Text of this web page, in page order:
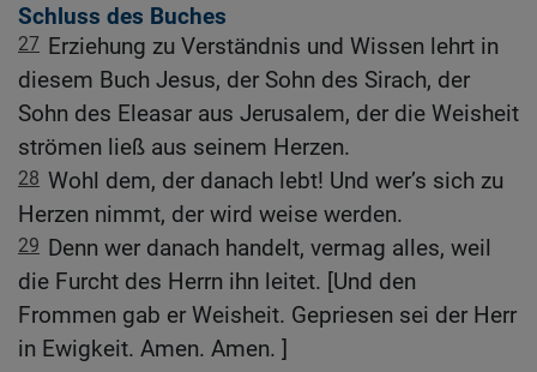
Schluss des Buches
27 Erziehung zu Verständnis und Wissen lehrt in
diesem Buch Jesus, der Sohn des Sirach, der
Sohn des Eleasar aus Jerusalem, der die Weisheit
strömen ließ aus seinem Herzen.
28 Wohl dem, der danach lebt! Und wer’s sich zu
Herzen nimmt, der wird weise werden.
29 Denn wer danach handelt, vermag alles, weil
die Furcht des Herrn ihn leitet. [Und den
Frommen gab er Weisheit. Gepriesen sei der Herr
in Ewigkeit. Amen. Amen. ]